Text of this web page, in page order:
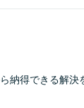
納得できる解